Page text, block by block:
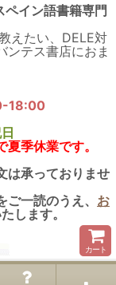
ペイン語書籍専門
えたい、DELE対
ンテス書店におま
18:00
季休業です。
は承っておりませ
ご一読のうえ、 お
します。
カート